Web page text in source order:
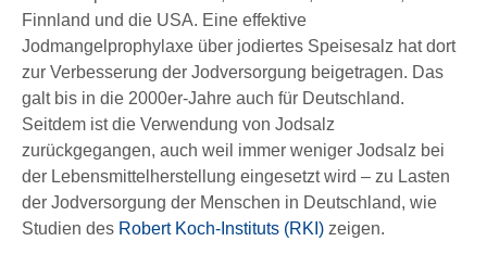
Finnland und die USA. Eine effektive
Jodmangelprophylaxe über jodiertes Speisesalz hat dort
zur Verbesserung der Jodversorgung beigetragen. Das
galt bis in die 2000er-Jahre auch für Deutschland.
Seitdem ist die Verwendung von Jodsalz
zurückgegangen, auch weil immer weniger Jodsalz bei
der Lebensmittelherstellung eingesetzt wird – zu Lasten
der Jodversorgung der Menschen in Deutschland, wie
Studien des Robert Koch-Instituts (RKI) zeigen.